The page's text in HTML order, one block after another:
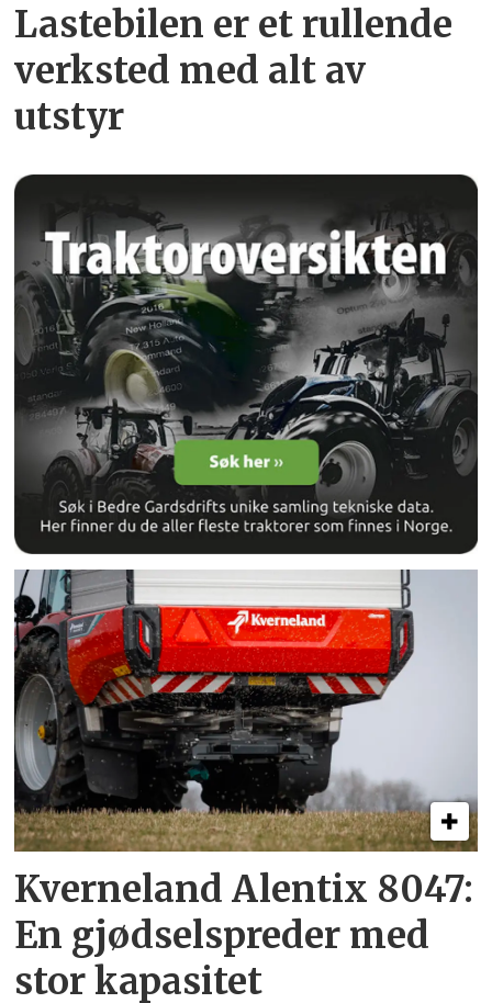
Lastebilen er et rullende
verksted med alt av
utstyr
Kverneland Alentix 8047:
En gjødsel­spreder med
stor kapasitet